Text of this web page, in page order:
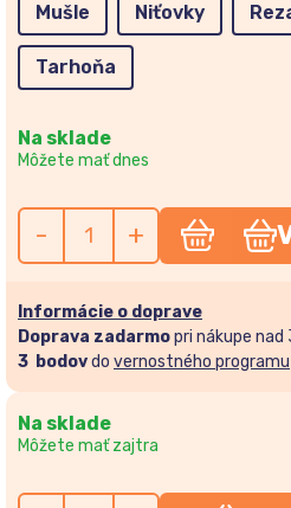
Mušle Niťovky
Tarhoňa
Na sklade
Môžete mať dnes
- +
Informácie o doprave
Doprava zadarmopri nákupe nad
3 bodovdo vernostného programu
Na sklade
Môžete mať zajtra